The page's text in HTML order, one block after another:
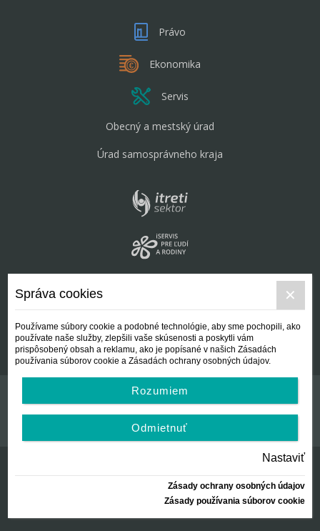
Právo
Ekonomika
Servis
Obecný a mestský úrad
Úrad samosprávneho kraja
Kontakt
Všeobecné podmienky
© Centrálna nezisková spoločnosť | since 2012
Správa cookies
Používame súbory cookie a podobné technológie, aby sme pochopili, ako
používate naše služby, zlepšili vaše skúsenosti a poskytli vám
prispôsobený obsah a reklamu, ako je popísané v našich Zásadách
používania súborov cookie a Zásadách ochrany osobných údajov.
Rozumiem
Odmietnuť
Nastaviť
Zásady ochrany osobných údajov
Zásady používania súborov cookie